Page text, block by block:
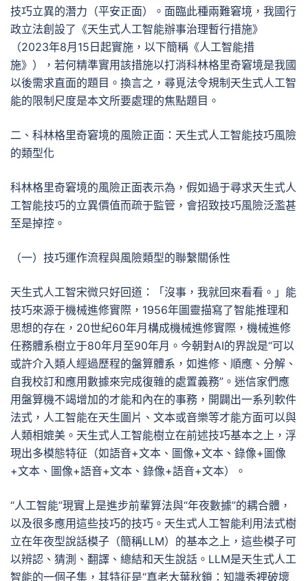
技巧立異的潛力（平安正面）。面臨此種兩難窘境，我國行
政立法創設了《天生式人工智能辦事治理暫行措施》
（2023年8月15日起實施，以下簡稱《人工智能措
施》），若何精準實用該措施以打消科林格里奇窘境是我國
以後需求直面的題目。換言之，尋覓法令規制天生式人工智
能的限制尺度是本文所要處理的焦點題目。
二、科林格里奇窘境的風險正面：天生式人工智能技巧風險
的類型化
科林格里奇窘境的風險正面表示為，假如過于尋求天生式人
工智能技巧的立異價值而疏于監管，會招致技巧風險泛濫甚
至是掉控。
（一）技巧運作流程與風險類型的聯繫關係性
天生式人工智宋微只好回道：「沒事，我就回來看看。」能
技巧來源于機械進修實際，1956年圖靈描寫了智能推理和
思想的存在，20世紀60年月構成機械進修實際，機械進修
任務體系樹立于80年月至90年月。今朝對AI的界說是“可以
或許介入類人經過歷程的盤算體系，如進修、順應、分解、
自我校訂和應用數據來完成復雜的處置義務”。迷信家們應
用盤算機不竭增加的才能和內在的事務，開闢出一系列軟件
法式，人工智能在天生圖片、文本或音樂等才能方面可以與
人類相媲美。天生式人工智能樹立在前述技巧基本之上，浮
現出多模態特征（如語音+文本、圖像+文本、錄像+圖像
+文本、圖像+語音+文本、錄像+語音+文本）。
“人工智能”現實上是進步前輩算法與“年夜數據”的耦合體，
以及很多應用這些技巧的技巧。天生式人工智能利用法式樹
立在年夜型說話模子（簡稱LLM）的基本之上，這些模子可
以辨認、猜測、翻譯、總結和天生說話。LLM是天生式人工
智能的一個子集，其特征是“真老大葉秋鎖：知識秀裡破壞